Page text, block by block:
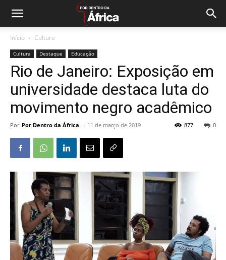
Início Cultura
Cultura Destaque Educação
Rio de Janeiro: Exposição em
universidade destaca luta do
movimento negro acadêmico
Por Por Dentro da África - 11 de março de 2019 0
877